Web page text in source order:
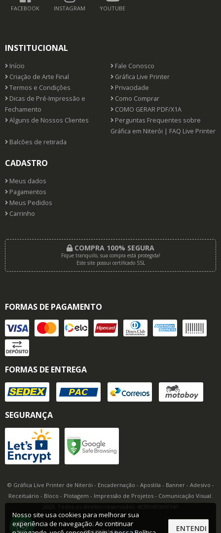
FACEBOOK INSTAGRAM YOUTUBE
INSTITUCIONAL
Início
Fale Conosco
Criação de Arte Final
Gráfica Live Printer
Termos e Condições
Privacidade
Dicas de Pré-Impressão e
Fechamento
Como Comprar
COMO GERAR PDF/X1A
Alguns de Nossos Clientes
Perguntas Frequentes sobre
Gráfica em Niterói | FAQ Live Printer
Balcões de retirada
CADASTRO
Meus dados
Pagamentos
Meus Pedidos
Carrinho
COMPRA 100% SEGURA
Fique tranquilo, sua compra está protegida!
Este site possui certificado SSL
FORMAS DE PAGAMENTO
FORMAS DE ENTREGA
SEGURANÇA
© Gráfica Live Printer de Niterói - Encadernação - Apostila - Banner - Adesivo -
Receituário - Bloco - Plotagem - Impressão de Projetos - Comunicação Visual.
2026. Todos os direitos reservados. 40300695000141
Desenvolvido por
Nosso site usa cookies para melhorar sua
experiência de navegação. Ao continuar
ENTENDI